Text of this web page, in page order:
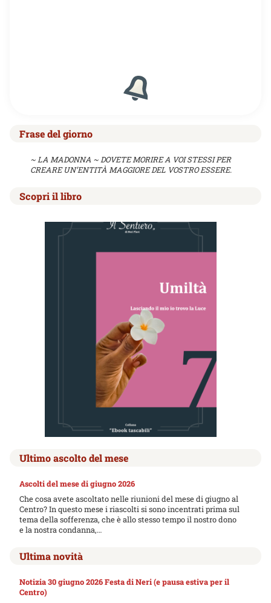
Frase del giorno
~ LA MADONNA ~ DOVETE MORIRE A VOI STESSI PER
CREARE UN’ENTITÀ MAGGIORE DEL VOSTRO ESSERE.
Scopri il libro
Ultimo ascolto del mese
Ascolti del mese di giugno 2026
Che cosa avete ascoltato nelle riunioni del mese di giugno al
Centro? In questo mese i riascolti si sono incentrati prima sul
tema della sofferenza, che è allo stesso tempo il nostro dono
e la nostra condanna,…
Ultima novità
Notizia 30 giugno 2026 Festa di Neri (e pausa estiva per il
Centro)